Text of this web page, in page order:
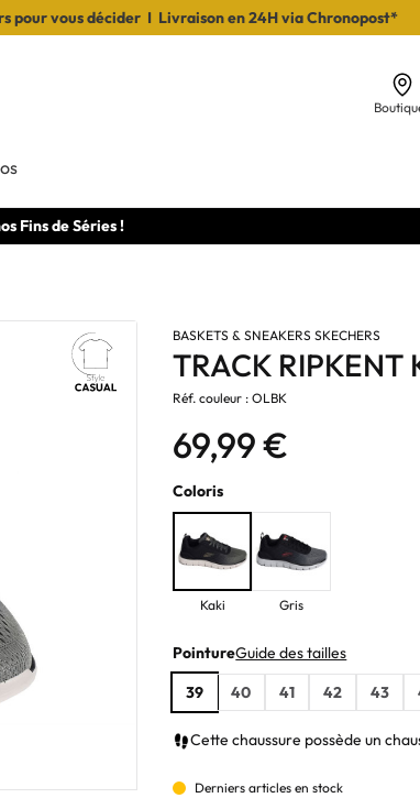
pour vous décider I Livraison en 24H via Chronopost*
Fins de Séries !
BASKETS & SNEAKERS SKECHERS
TRACK RIPKENT
Réf. couleur : OLBK
69,99 €
Coloris
Kaki Gris
PointureGuide des tailles
39
40 41 42 43
Cette chaussure possède un
Derniers articles en stock